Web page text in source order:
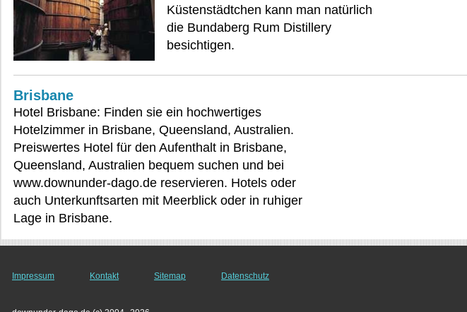
Küstenstädtchen kann man natürlich
die Bundaberg Rum Distillery
besichtigen.
Brisbane
Hotel Brisbane: Finden sie ein hochwertiges
Hotelzimmer in Brisbane, Queensland, Australien.
Preiswertes Hotel für den Aufenthalt in Brisbane,
Queensland, Australien bequem suchen und bei
www.downunder-dago.de reservieren. Hotels oder
auch Unterkunftsarten mit Meerblick oder in ruhiger
Lage in Brisbane.
Impressum Kontakt Sitemap Datenschutz